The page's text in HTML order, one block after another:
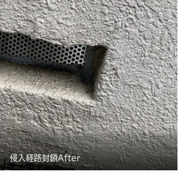
侵入経路封鎖After